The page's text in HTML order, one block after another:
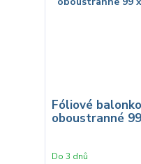
Fóliové
oboustranné
Do 3 dnů